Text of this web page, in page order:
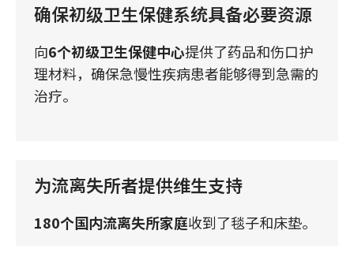
确保初级卫生保健系统具备必要资源
向6个初级卫生保健中心提供了药品和伤口护
理材料，确保急慢性疾病患者能够得到急需的
治疗。
为流离失所者提供维生支持
180个国内流离失所家庭收到了毯子和床垫。